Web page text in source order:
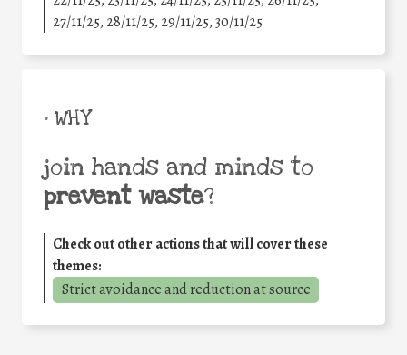
27/11/25, 28/11/25, 29/11/25,30/11/25
• WHY
join hands and minds to
prevent waste?
Check out other actions that will cover these
themes:
Strict avoidance and reduction at source